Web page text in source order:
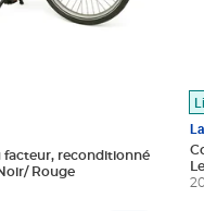
facteur, reconditionné
Rouge